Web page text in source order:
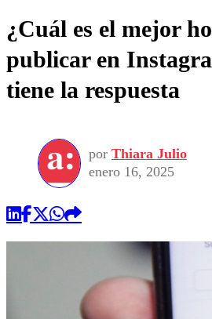
¿Cuál es el mejor
publicar en
tiene la respuesta
por Thiara Julio
enero 16, 2025